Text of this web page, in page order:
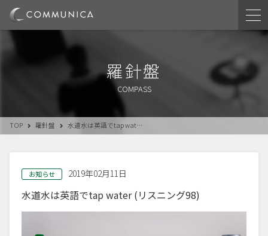
羅針盤
COMPASS
TOP 羅針盤 水道水は英語でtap wat…
お知らせ 2019年02月11日
水道水は英語でtap water (リスニング98)